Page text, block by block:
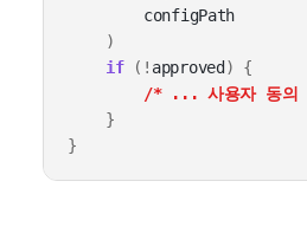
configPath
)
if
( ! approved )
{
/* ... 사용자 동의
}
}